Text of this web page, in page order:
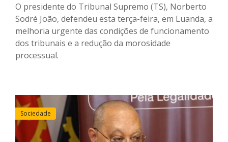
O presidente do Tribunal Supremo (TS), Norberto
Sodré João, defendeu esta terça-feira, em Luanda, a
melhoria urgente das condições de funcionamento
dos tribunais e a redução da morosidade
processual.
Sociedade